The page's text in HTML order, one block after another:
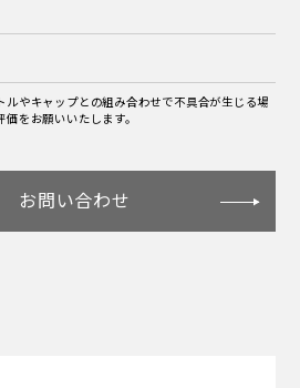
やキャップとの組み合わせで不具合が生じる場
をお願いいたします。
お問い合わせ